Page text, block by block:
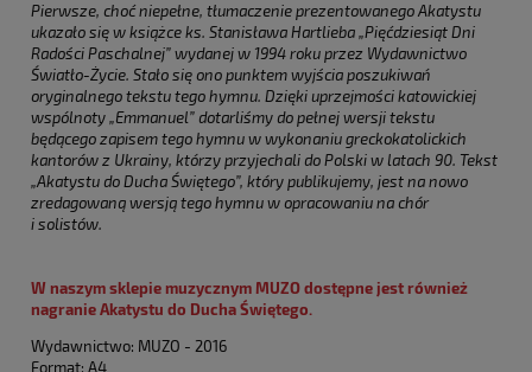
Pierwsze, choć niepełne, tłumaczenie prezentowanego Akatystu
ukazało się w książce ks. Stanisława Hartlieba „Pięćdziesiąt Dni
Radości Paschalnej” wydanej w 1994 roku przez Wydawnictwo
Światło-Życie. Stało się ono punktem wyjścia poszukiwań
oryginalnego tekstu tego hymnu. Dzięki uprzejmości katowickiej
wspólnoty „Emmanuel” dotarliśmy do pełnej wersji tekstu
będącego zapisem tego hymnu w wykonaniu greckokatolickich
kantorów z Ukrainy, którzy przyjechali do Polski w latach 90. Tekst
„Akatystu do Ducha Świętego”, który publikujemy, jest na nowo
zredagowaną wersją tego hymnu w opracowaniu na chór
i solistów.
W naszym sklepie muzycznym MUZO dostępne jest również
nagranie Akatystu do Ducha Świętego.
Wydawnictwo: MUZO - 2016
Format: A4